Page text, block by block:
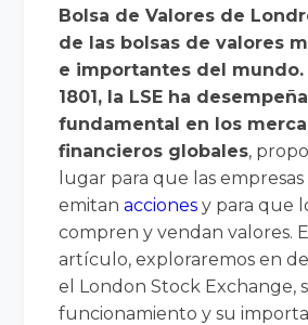
Bolsa de Valores de
de las bolsas de valores
e importantes del mundo.
1801, la LSE ha
fundamental en los
financieros globales,
lugar para que las
emitanacciones y para que
compren y vendan valores.
artículo, exploraremos en
el London Stock Exchange,
funcionamiento y su